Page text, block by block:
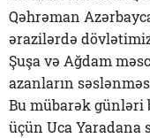
Qəhrəman
ərazilərdə
Şuşa və Ağdam
azanların
Bu mübarək günləri
üçün Uca Yaradana